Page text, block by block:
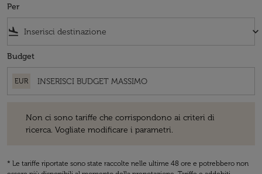
Per
flight_land keyboard_arrow_down
Budget
EUR
Non ci sono tariffe che corrispondono ai criteri di
ricerca. Vogliate modificare i parametri.
* Le tariffe riportate sono state raccolte nelle ultime 48 ore e potrebbero non